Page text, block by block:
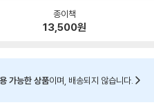
종이책
13,500원
가능한 상품이며, 배송되지 않습니다.